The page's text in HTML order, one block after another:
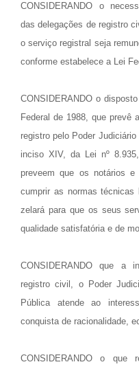
CONSIDERANDO o
das delegações de registro
o serviço registral seja
conforme estabelece a Lei
CONSIDERANDO o
Federal de 1988, que prevê
registro pelo Poder
inciso XIV, da Lei nº
preveem que os notários
cumprir as normas técnicas
zelará para que os seus
qualidade satisfatória e de
CONSIDERANDO que a
registro civil, o Poder
Pública atende ao
conquista de racionalidade,
CONSIDERANDO o que